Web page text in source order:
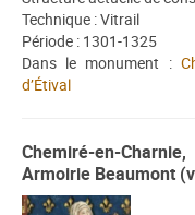
Technique : Vitrail
Période : 1301-1325
Dans le monument :
d’Étival
Chemiré-en-
Armoirie Beaumont